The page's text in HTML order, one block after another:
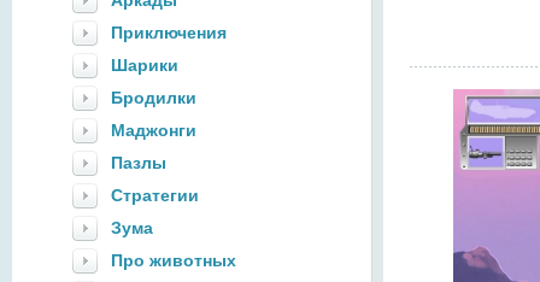
Приключения
Шарики
Бродилки
Маджонги
Пазлы
Стратегии
Зума
Про животных